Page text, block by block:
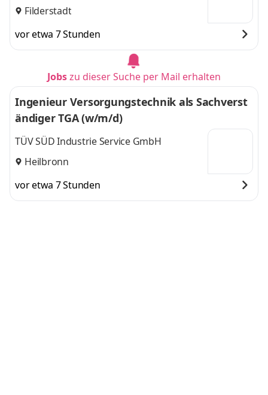
Filderstadt
vor etwa 7 Stunden
Jobszu dieser Suche per Mail erhalten
Ingenieur Versorgungstechnik als Sachverst
ändiger TGA (w/m/d)
TÜV SÜD Industrie Service GmbH
Heilbronn
vor etwa 7 Stunden